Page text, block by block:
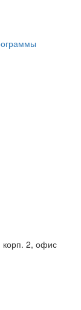
корп. 2, офис